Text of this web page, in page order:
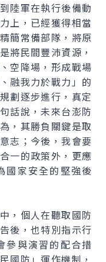
軍在執行後備動
上，已經獲得相當
簡常備部隊，將原
將民間豐沛資源，
空降場，形成戰場
融我力於戰力」的
劃逐步進行，真定
話說，未來台澎防
，其勝負關鍵是取
志；今後，我會要
一的政策外，更應
國家安全的堅強後
個人在聽取國防
後，也特別指示行
參與演習的配合措
國防」運作機制，